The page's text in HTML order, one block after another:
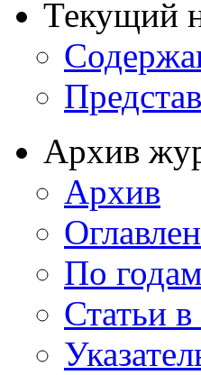
Текущий
Архив
Архив
По
Статьи